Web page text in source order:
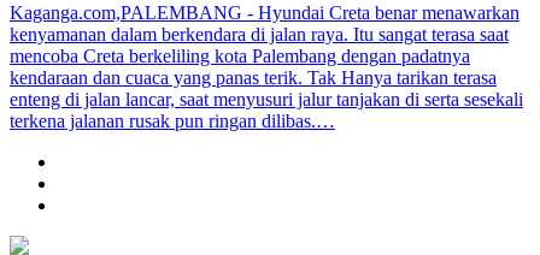
Kaganga.com,PALEMBANG - Hyundai Creta benar menawarkan
kenyamanan dalam berkendara di jalan raya. Itu sangat terasa saat
mencoba Creta berkeliling kota Palembang dengan padatnya
kendaraan dan cuaca yang panas terik. Tak Hanya tarikan terasa
enteng di jalan lancar, saat menyusuri jalur tanjakan di serta sesekali
terkena jalanan rusak pun ringan dilibas.…